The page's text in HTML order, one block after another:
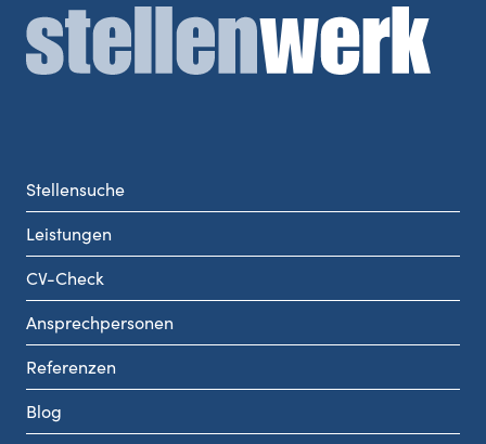
Stellensuche
Leistungen
CV-Check
Ansprechpersonen
Referenzen
Blog